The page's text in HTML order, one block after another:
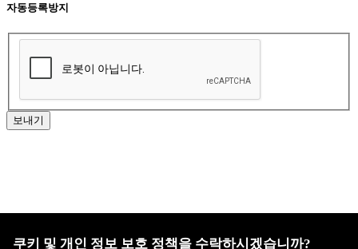
자동등록방지
보내기
쿠키 및 개인 정보 보호 정책을 수락하시겠습니까?